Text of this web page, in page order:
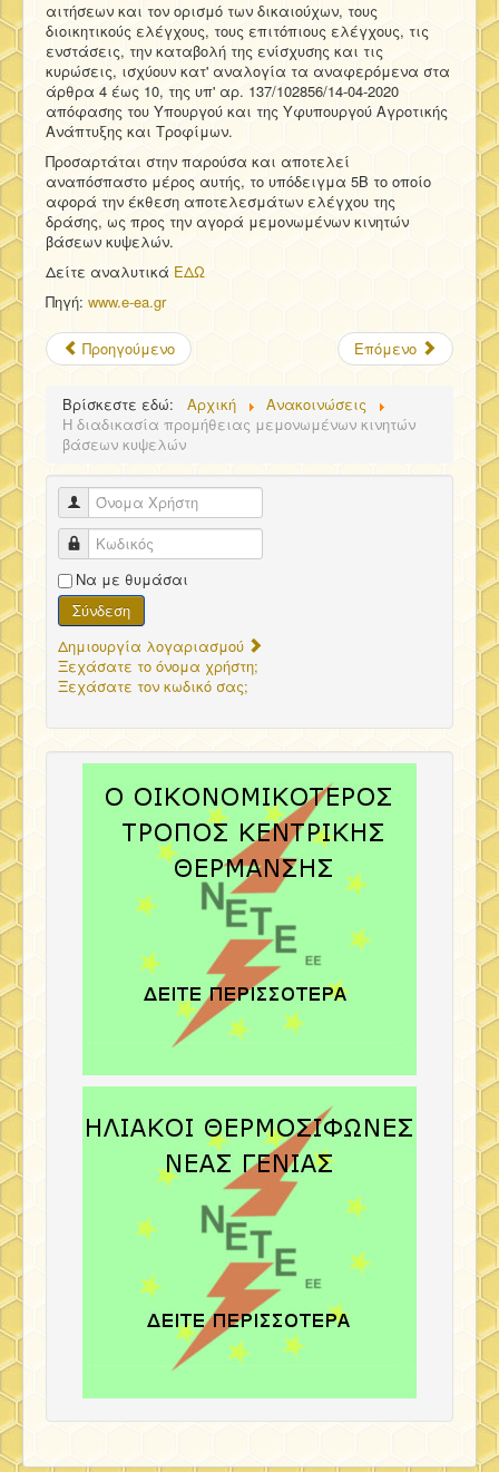
αιτήσεων και τον ορισμό των δικαιούχων, τους
διοικητικούς ελέγχους, τους επιτόπιους ελέγχους, τις
ενστάσεις, την καταβολή της ενίσχυσης και τις
κυρώσεις, ισχύουν κατ' αναλογία τα αναφερόμενα στα
άρθρα 4 έως 10, της υπ' αρ. 137/102856/14-04-2020
απόφασης του Υπουργού και της Υφυπουργού Αγροτικής
Ανάπτυξης και Τροφίμων.
Προσαρτάται στην παρούσα και αποτελεί
αναπόσπαστο μέρος αυτής, το υπόδειγμα 5Β το οποίο
αφορά την έκθεση αποτελεσμάτων ελέγχου της
δράσης, ως προς την αγορά μεμονωμένων κινητών
βάσεων κυψελών.
Δείτε αναλυτικά ΕΔΩ
Πηγή: www.e-ea.gr
Προηγούμενο Επόμενο
Βρίσκεστε εδώ: Αρχική
Ανακοινώσεις
Η διαδικασία προμήθειας μεμονωμένων κινητών
βάσεων κυψελών
Όνομα Χρήστη
Κωδικός
Να με θυμάσαι
Σύνδεση
Δημιουργία λογαριασμού
Ξεχάσατε το όνομα χρήστη;
Ξεχάσατε τον κωδικό σας;